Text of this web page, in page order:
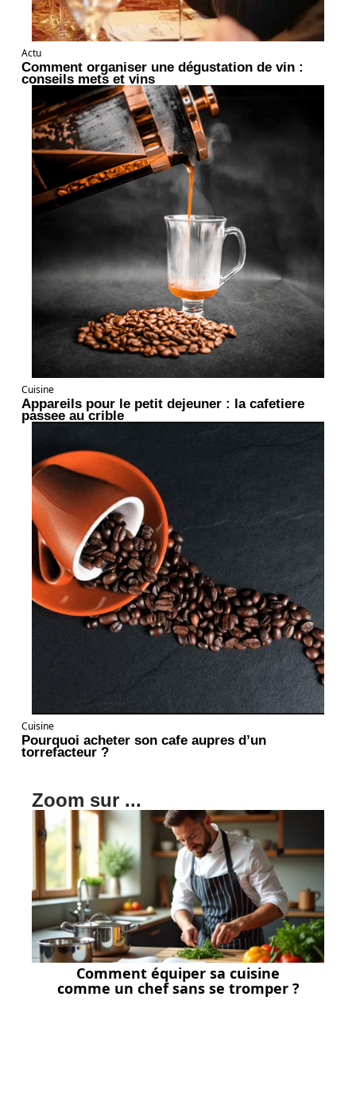
Actu
Comment organiser une dégustation de vin :
conseils mets et vins
Cuisine
Appareils pour le petit dejeuner : la cafetiere
passee au crible
Cuisine
Pourquoi acheter son cafe aupres d’un
torrefacteur ?
Zoom sur ...
Comment équiper sa cuisine
comme un chef sans se tromper ?